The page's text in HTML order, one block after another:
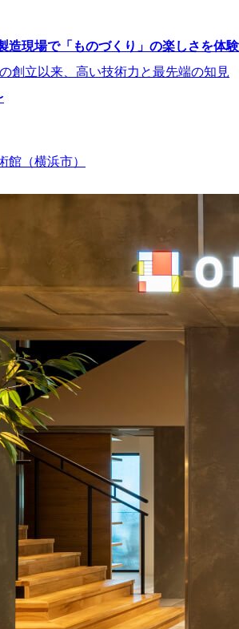
造現場で「ものづくり」の楽しさを体験
の創立以来、高い技術力と最先端の知見
館（横浜市）